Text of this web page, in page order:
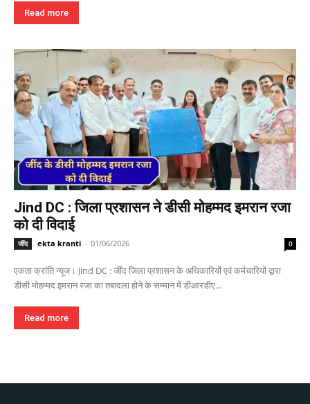
Read more
Jind DC : जिला प्रशासन ने डीसी मोहम्मद इमरान रजा
को दी विदाई
जींद ekta kranti - 01/06/2026 0
एकता क्रांति न्यूज। Jind DC : जींद जिला प्रशासन के अधिकारियों एवं कर्मचारियों द्वारा
डीसी मोहम्मद इमरान रजा का तबादला होने के सम्मान में डीआरडीए...
Read more